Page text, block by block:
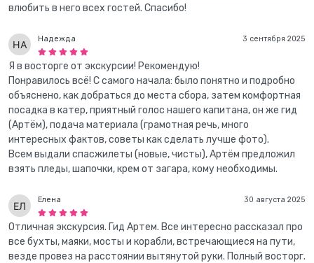
влюбить в него всех гостей. Спасибо!
3 сентября 2025
Надежда
Я в восторге от экскурсии! Рекомендую!
Понравилось всё! С самого начала: было понятно и подробно
объяснено, как добраться до места сбора, затем комфортная
посадка в катер, приятный голос нашего капитана, он же гид
(Артём), подача материала (грамотная речь, много
интересных фактов, советы как сделать лучше фото).
Всем выдали спасжилеты (новые, чисты), Артём предложил
взять пледы, шапочки, крем от загара, кому необходимы.
30 августа 2025
Елена
Отличная экскурсия. Гид Артем. Все интересно рассказал про
все бухты, маяки, мосты и корабли, встречающиеся на пути,
везде провез на расстоянии вытянутой руки. Полный восторг.